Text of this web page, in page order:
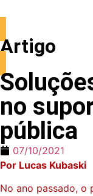
Artigo
no
pública
07/10/2021
Por Lucas Kubaski
No ano passado, o